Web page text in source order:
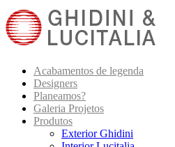
Acabamentos de legenda
Designers
Planeamos?
Galeria Projetos
Produtos
Exterior Ghidini